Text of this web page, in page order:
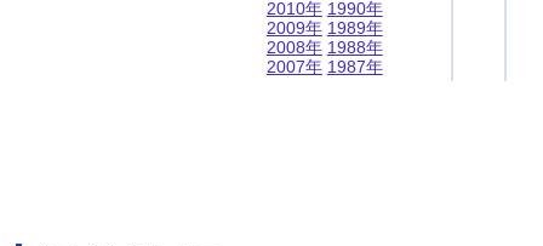
2010年
2009年
2008年
2007年
1990年
1989年
1988年
1987年